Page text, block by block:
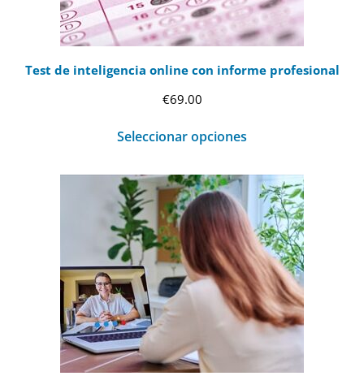
Test de inteligencia online con informe profesional
€69.00
Seleccionar opciones